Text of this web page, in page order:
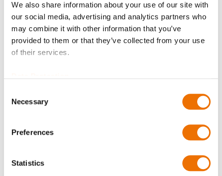
We also share information about your use of our site with
our social media, advertising and analytics partners who
may combine it with other information that you’ve
provided to them or that they’ve collected from your use
of their services.
Selection
Necessary
Preferences
Statistics
Zeugnisse?
Geben Sie hier eine Zahl mit höchstens zwei Nachkommastellen
Bore diameter hub B (in mm)